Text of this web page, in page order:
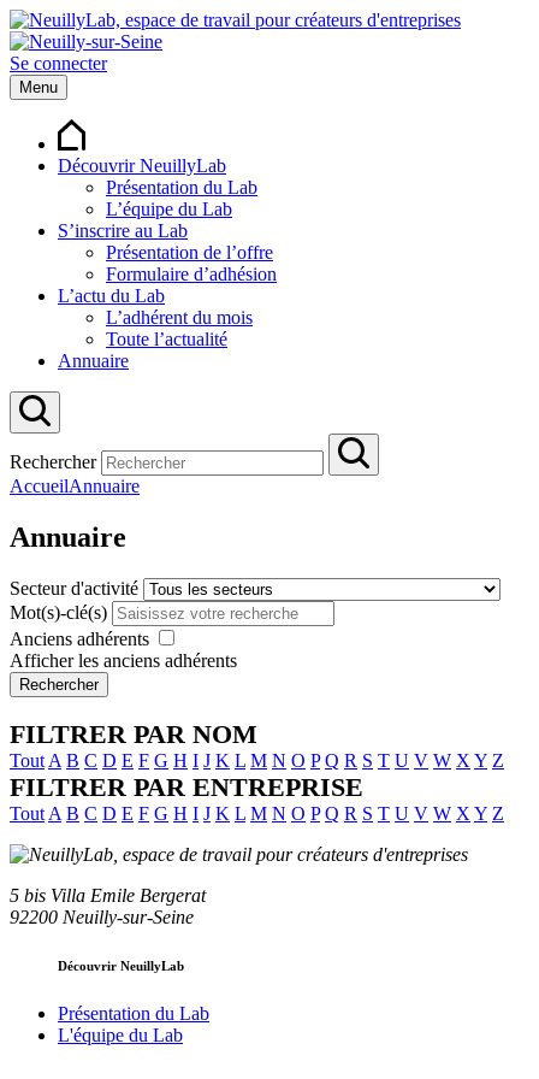
Se connecter
Menu
Découvrir NeuillyLab
Présentation du Lab
L’équipe du Lab
S’inscrire au Lab
Présentation de l’offre
Formulaire d’adhésion
L’actu du Lab
L’adhérent du mois
Toute l’actualité
Annuaire
Rechercher
AccueilAnnuaire
Annuaire
Secteur d'activité
Mot(s)-clé(s)
Anciens adhérents
Afficher les anciens adhérents
Rechercher
FILTRER PAR NOM
Tout A B C D E F G H I J K L M N O P Q R S T U V W X Y Z
FILTRER PAR ENTREPRISE
Tout A B C D E F G H I J K L M N O P Q R S T U V W X Y Z
5 bis Villa Emile Bergerat
92200 Neuilly-sur-Seine
Découvrir NeuillyLab
Présentation du Lab
L'équipe du Lab